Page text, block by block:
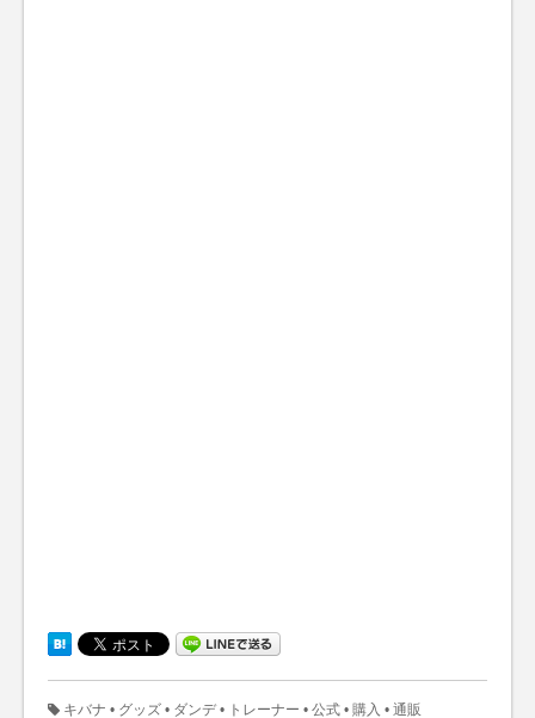
キバナ • グッズ • ダンデ• トレーナー • 公式 • 購入 • 通販